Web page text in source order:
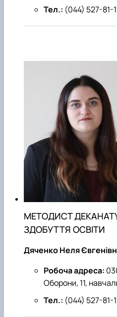
Тел.: (044) 527-81-
МЕТОДИСТ
ЗДОБУТТЯ ОСВІТИ
Дяченко Неля
Робоча адреса:
Оборони, 11,
Тел.: (044) 527-81-